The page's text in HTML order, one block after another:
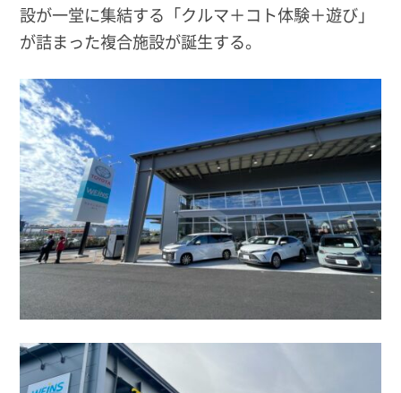
設が一堂に集結する「クルマ＋コト体験＋遊び」
が詰まった複合施設が誕生する。